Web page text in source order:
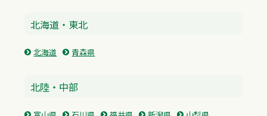
北海道・東北
北海道 青森県
北陸・中部